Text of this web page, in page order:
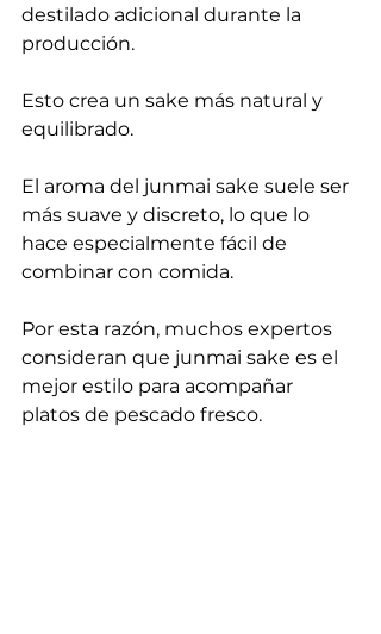
destilado adicional durante la
producción.
Esto crea un sake más natural y
equilibrado.
El aroma del junmai sake suele ser
más suave y discreto, lo que lo
hace especialmente fácil de
combinar con comida.
Por esta razón, muchos expertos
consideran que junmai sake es el
mejor estilo para acompañar
platos de pescado fresco.